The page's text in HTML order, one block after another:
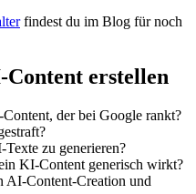
findest du im Blog für noch
erstellen
der bei Google rankt?
zu generieren?
KI-Content generisch wirkt?
AI-Content-Creation und